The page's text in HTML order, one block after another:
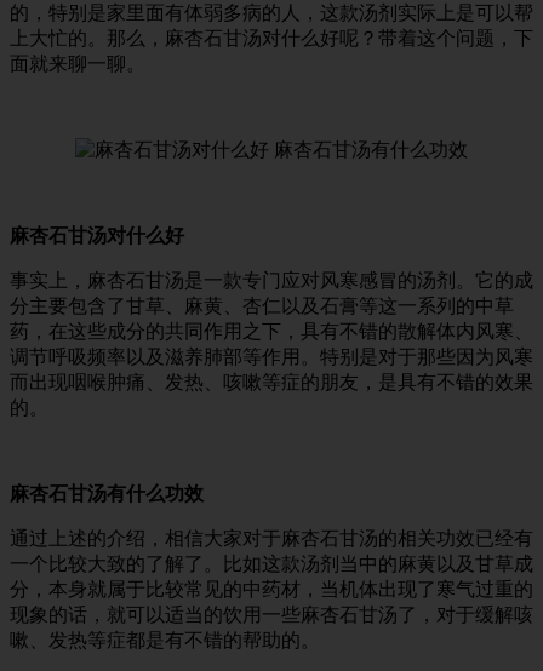
的，特别是家里面有体弱多病的人，这款汤剂实际上是可以帮
上大忙的。那么，麻杏石甘汤对什么好呢？带着这个问题，下
面就来聊一聊。
麻杏石甘汤对什么好
事实上，麻杏石甘汤是一款专门应对风寒感冒的汤剂。它的成
分主要包含了甘草、麻黄、杏仁以及石膏等这一系列的中草
药，在这些成分的共同作用之下，具有不错的散解体内风寒、
调节呼吸频率以及滋养肺部等作用。特别是对于那些因为风寒
而出现咽喉肿痛、发热、咳嗽等症的朋友，是具有不错的效果
的。
麻杏石甘汤有什么功效
通过上述的介绍，相信大家对于麻杏石甘汤的相关功效已经有
一个比较大致的了解了。比如这款汤剂当中的麻黄以及甘草成
分，本身就属于比较常见的中药材，当机体出现了寒气过重的
现象的话，就可以适当的饮用一些麻杏石甘汤了，对于缓解咳
嗽、发热等症都是有不错的帮助的。